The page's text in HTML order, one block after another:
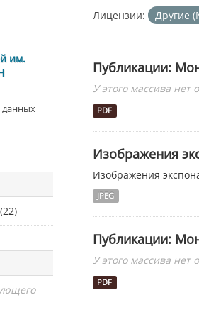
Лицензии: Другие
Публикации:
У этого массива нет
PDF
Изображения
Изображения
JPEG
Публикации:
У этого массива нет
PDF
им.